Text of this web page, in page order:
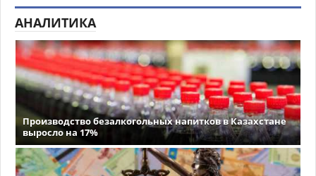
АНАЛИТИКА
Производство безалкогольных напитков в Казахстане
выросло на 17%